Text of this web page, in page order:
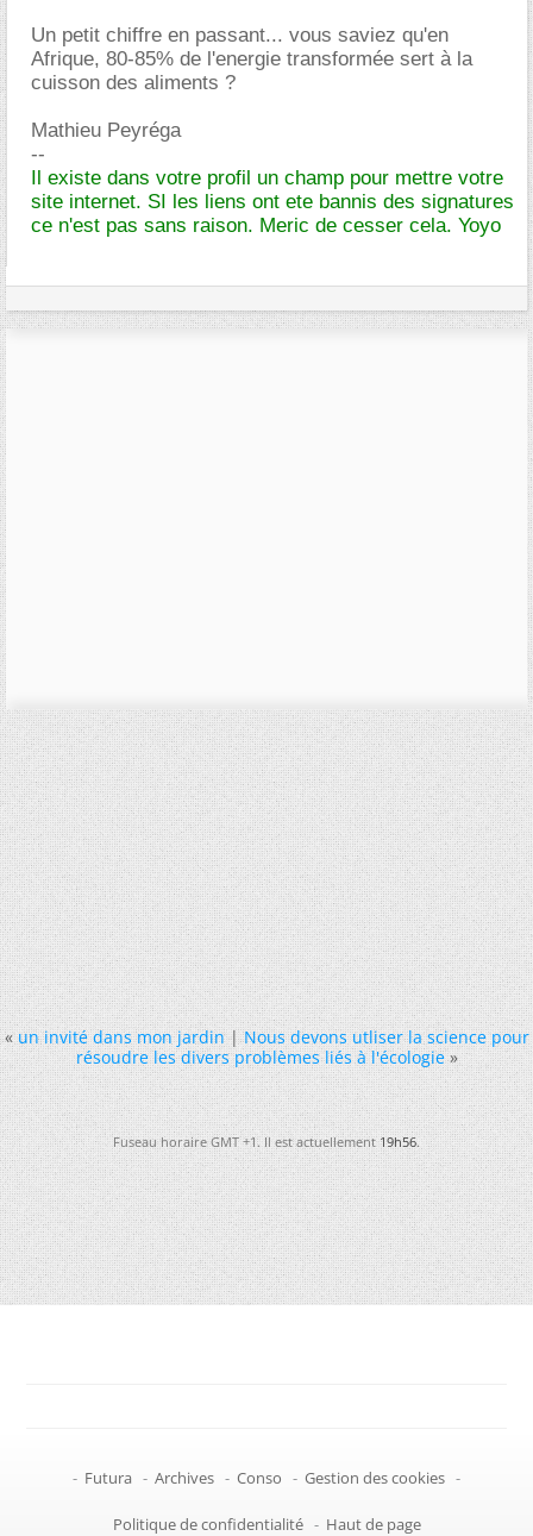
Un petit chiffre en passant... vous saviez qu'en
Afrique, 80-85% de l'energie transformée sert à la
cuisson des aliments ?
Mathieu Peyréga
--
Il existe dans votre profil un champ pour mettre votre
site internet. SI les liens ont ete bannis des signatures
ce n'est pas sans raison. Meric de cesser cela. Yoyo
« un invité dans mon jardin|Nous devons utliser la science pour
résoudre les divers problèmes liés à l'écologie »
Fuseau horaire GMT +1. Il est actuellement19h56.
- Futura - Archives - Conso - Gestion des cookies -
Politique de confidentialité - Haut de page